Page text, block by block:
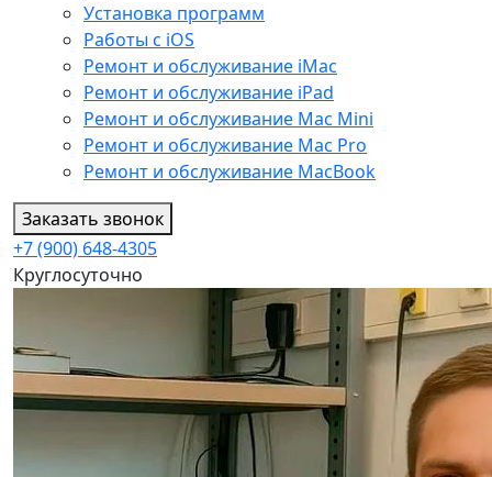
Установка программ
Работы с iOS
Ремонт и обслуживание iMac
Ремонт и обслуживание iPad
Ремонт и обслуживание Mac Mini
Ремонт и обслуживание Mac Pro
Ремонт и обслуживание MacBook
Заказать звонок
+7 (900) 648-4305
Круглосуточно